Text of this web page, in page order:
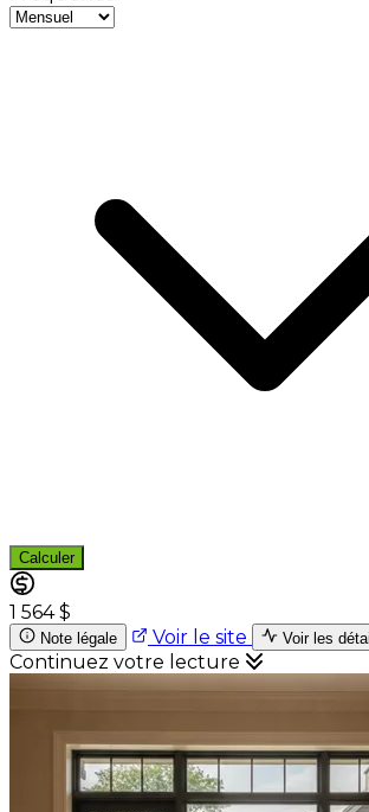
Calculer
1 564 $
Note légale Voir le site Voir les
Continuez votre lecture